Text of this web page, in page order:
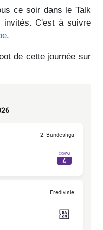
ce soir dans le Talk
invités. C'est à suivre
.
de cette journée sur